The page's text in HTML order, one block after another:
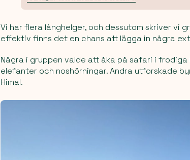
Vi har flera långhelger, och dessutom skriver vi
effektiv finns det en chans att lägga in några
Några i gruppen valde att åka på safari i
elefanter och noshörningar. Andra utforskade
Himal.